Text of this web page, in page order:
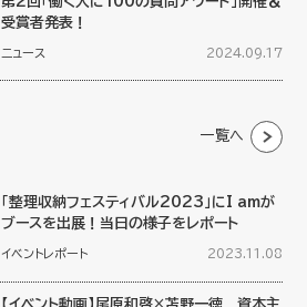
受賞者発表！
ニュース 2024.09.17
一覧へ
「整理収納フェスティバル2023」にI amが
ブースを出展！当日の様子をレポート
イベントレポート 2023.11.08
【イベント動画】尾原和啓×苫野一徳 資本主